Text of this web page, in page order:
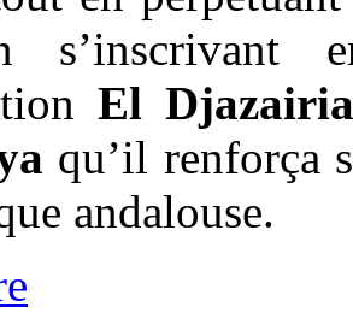
El
qu’il renforça
andalouse.